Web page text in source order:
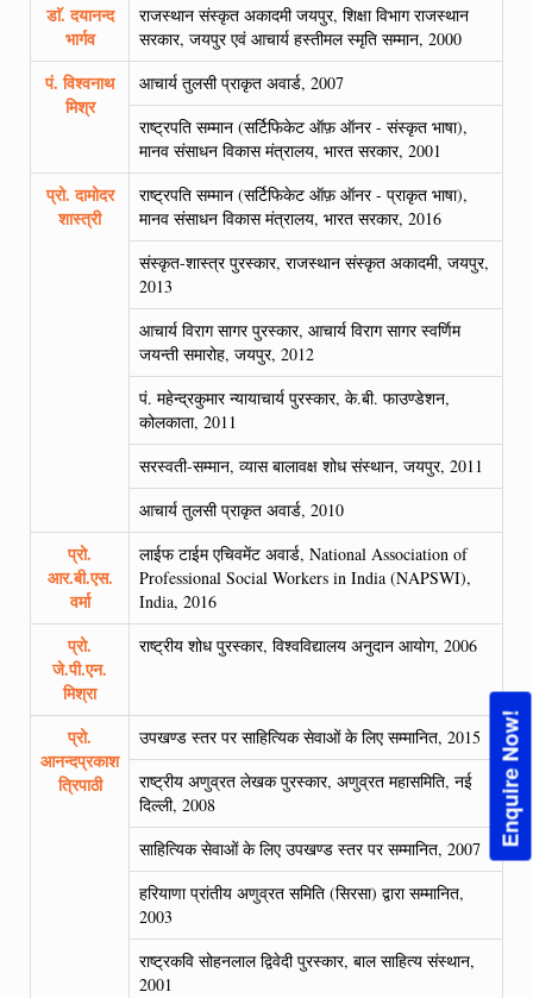
Enquire Now!
डाॅ. दयानन्द
भार्गव
राजस्थान संस्कृत अकादमी जयपुर, शिक्षा विभाग राजस्थान
सरकार, जयपुर एवं आचार्य हस्तीमल स्मृति सम्मान, 2000
पं. विश्वनाथ
मिश्र
आचार्य तुलसी प्राकृत अवार्ड, 2007
राष्ट्रपति सम्मान (सर्टिफिकेट ऑफ़ ऑनर - संस्कृत भाषा),
मानव संसाधन विकास मंत्रालय, भारत सरकार, 2001
प्रो. दामोदर
शास्त्री
राष्ट्रपति सम्मान (सर्टिफिकेट ऑफ़ ऑनर - प्राकृत भाषा),
मानव संसाधन विकास मंत्रालय, भारत सरकार, 2016
संस्कृत-शास्त्र पुरस्कार, राजस्थान संस्कृत अकादमी, जयपुर,
2013
आचार्य विराग सागर पुरस्कार, आचार्य विराग सागर स्वर्णिम
जयन्ती समारोह, जयपुर, 2012
पं. महेन्द्रकुमार न्यायाचार्य पुरस्कार, के.बी. फाउण्डेशन,
कोलकाता, 2011
सरस्वती-सम्मान, व्यास बालावक्ष शोध संस्थान, जयपुर, 2011
आचार्य तुलसी प्राकृत अवार्ड, 2010
प्रो.
आर.बी.एस.
वर्मा
लाईफ टाईम एचिवमेंट अवार्ड, National Association of
Professional Social Workers in India (NAPSWI),
India, 2016
प्रो.
जे.पी.एन.
मिश्रा
राष्ट्रीय शोध पुरस्कार, विश्वविद्यालय अनुदान आयोग, 2006
प्रो.
आनन्दप्रकाश
त्रिपाठी
उपखण्ड स्तर पर साहित्यिक सेवाओं के लिए सम्मानित, 2015
राष्ट्रीय अणुव्रत लेखक पुरस्कार, अणुव्रत महासमिति, नई
दिल्ली, 2008
साहित्यिक सेवाओं के लिए उपखण्ड स्तर पर सम्मानित, 2007
हरियाणा प्रांतीय अणुव्रत समिति (सिरसा) द्वारा सम्मानित,
2003
राष्ट्रकवि सोहनलाल द्विवेदी पुरस्कार, बाल साहित्य संस्थान,
2001